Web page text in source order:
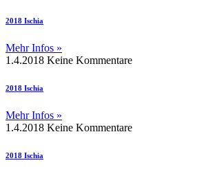
2018 Ischia
Mehr Infos »
1.4.2018 Keine Kommentare
2018 Ischia
Mehr Infos »
1.4.2018 Keine Kommentare
2018 Ischia